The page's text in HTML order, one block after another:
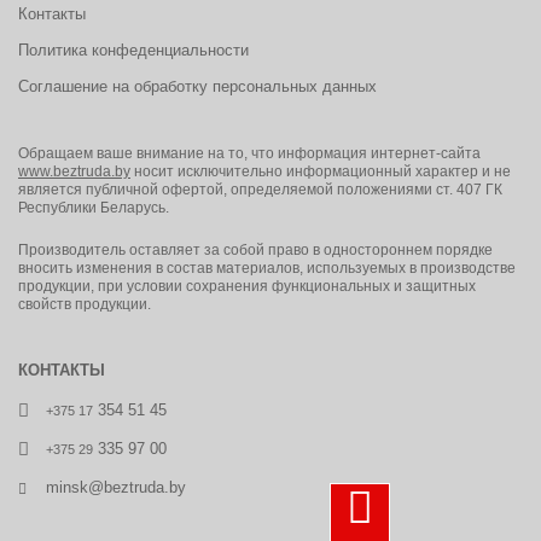
Контакты
Политика конфеденциальности
Соглашение на обработку персональных данных
Обращаем ваше внимание на то, что информация интернет-сайта
www.beztruda.by носит исключительно информационный характер и не
является публичной офертой, определяемой положениями ст. 407 ГК
Республики Беларусь.
Производитель оставляет за собой право в одностороннем порядке
вносить изменения в состав материалов, используемых в производстве
продукции, при условии сохранения функциональных и защитных
свойств продукции.
КОНТАКТЫ
+375 17 354 51 45
+375 29 335 97 00
minsk@beztruda.by